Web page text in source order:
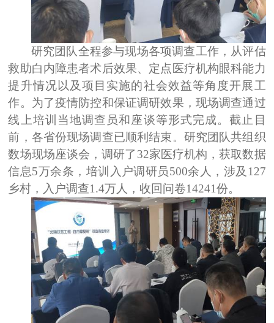
研究团队全程参与现场各项调查工作，从评估
救助白内障患者术后效果、定点医疗机构眼科能力
提升情况以及项目实施的社会效益等角度开展工
作。为了疫情防控和保证调研效果，现场调查通过
线上培训当地调查员和座谈等形式完成。截止目
前，各省份现场调查已顺利结束。研究团队共组织
数场现场座谈会，调研了 32家医疗机构，获取数据
信息5万余条，培训入户调研员500余人，涉及 127
乡村，入户调查1.4万人，收回问卷14241份。